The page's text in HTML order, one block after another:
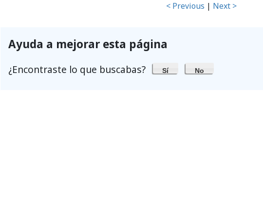
< Previous | Next >
Ayuda a mejorar esta página
¿Encontraste lo que buscabas? Sí No